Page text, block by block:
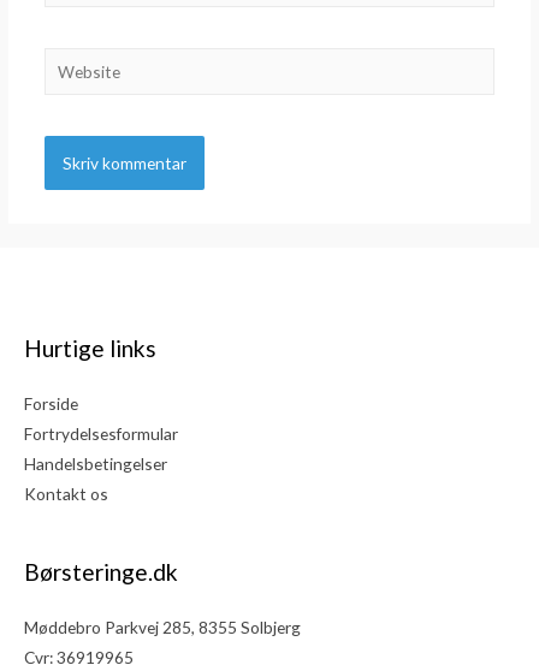
Website
Hurtige links
Forside
Fortrydelsesformular
Handelsbetingelser
Kontakt os
Børsteringe.dk
Møddebro Parkvej 285, 8355 Solbjerg
Cvr: 36919965